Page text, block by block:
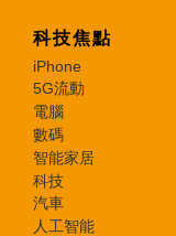
科技焦點
iPhone
5G流動
電腦
數碼
智能家居
科技
汽車
人工智能